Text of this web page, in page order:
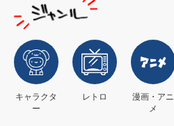
キャラクタ
ー
レトロ
漫画・アニ
メ